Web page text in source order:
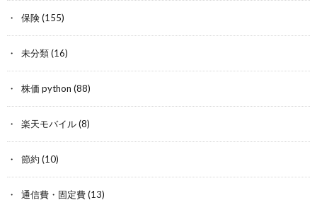
保険(155)
未分類(16)
株価 python (88)
楽天モバイル(8)
節約 (10)
通信費・固定費(13)